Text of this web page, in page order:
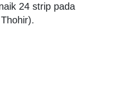
24 strip pada